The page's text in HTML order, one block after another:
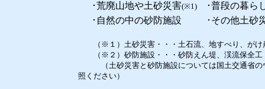
･荒廃山地や土砂災害(※1)
･普段の暮ら
･自然の中の砂防施設
･その他土砂
（※１）土砂災害・・・土石流、地すべり、がけ
（※２）砂防施設・・・砂防えん堤、渓流保全工
（土砂災害と砂防施設については国土交通省の
照ください）